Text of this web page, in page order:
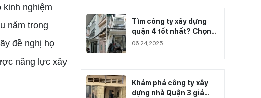
nghiệm
năm trong
đề nghị họ
năng lực xây
Tìm công ty xây dựng
quận 4 tốt nhất? Chọn
Xây Dựng Huệ Phong
06 24,2025
Khám phá công ty xây
dựng nhà Quận 3 giá